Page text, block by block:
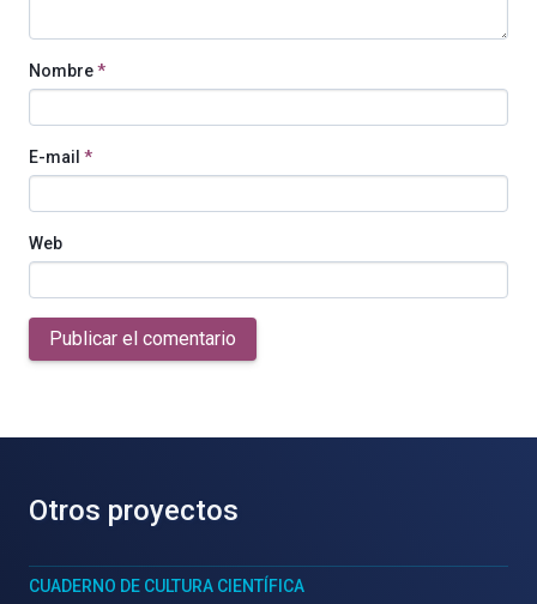
Nombre*
E-mail *
Web
Publicar el comentario
Otros proyectos
CUADERNO DE CULTURA CIENTÍFICA